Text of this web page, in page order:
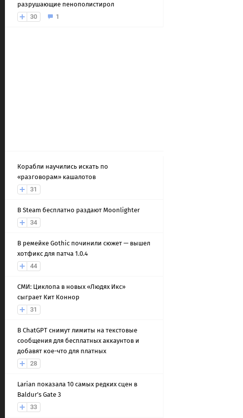
разрушающие пенополистирол
30
1
Корабли научились искать по
«разговорам» кашалотов
31
В Steam бесплатно раздают Moonlighter
34
В ремейке Gothic починили сюжет — вышел
хотфикс для патча 1.0.4
44
СМИ: Циклопа в новых «Людях Икс»
сыграет Кит Коннор
31
В ChatGPT снимут лимиты на текстовые
сообщения для бесплатных аккаунтов и
добавят кое-что для платных
28
Larian показала 10 самых редких сцен в
Baldur’s Gate 3
33